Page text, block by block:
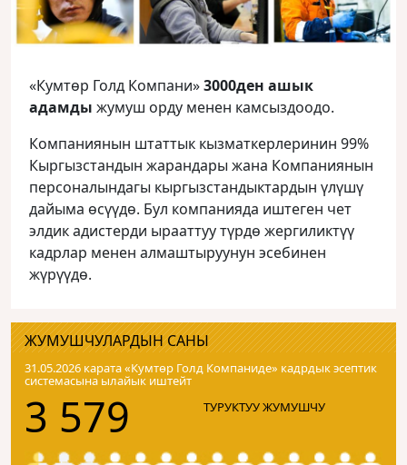
«Кумтөр Голд Компани»3000ден ашык
адамды жумуш орду менен камсыздоодо.
Компаниянын штаттык кызматкерлеринин 99%
Кыргызстандын жарандары жана Компаниянын
персоналындагы кыргызстандыктардын үлүшү
дайыма өсүүдө. Бул компанияда иштеген чет
элдик адистерди ырааттуу түрдө жергиликтүү
кадрлар менен алмаштыруунун эсебинен
жүрүүдө.
ЖУМУШЧУЛАРДЫН САНЫ
31.05.2026 карата «Кумтɵр Голд Компаниде» кадрдык эсептик
системасына ылайык иштейт
3 579 ТУРУКТУУ ЖУМУШЧУ